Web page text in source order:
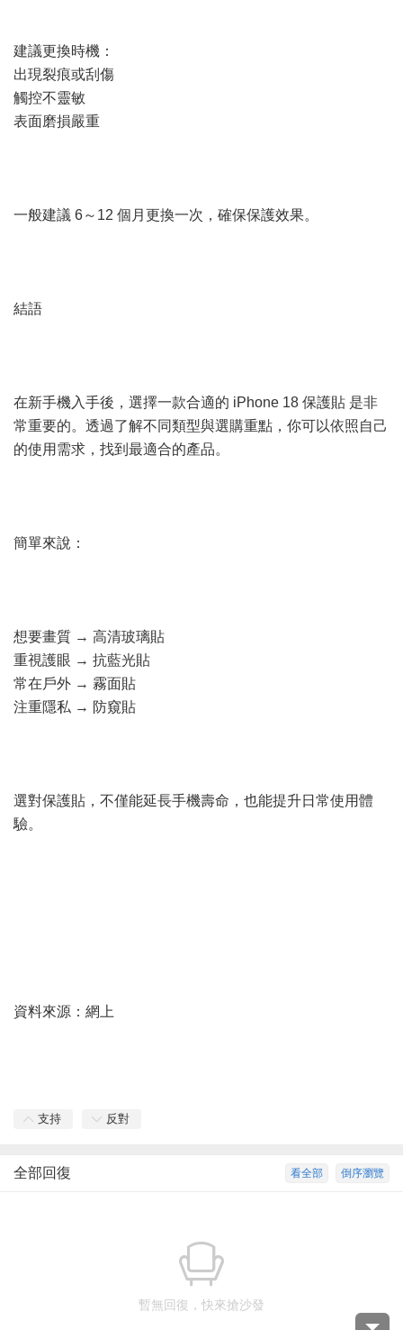
建議更換時機：
出現裂痕或刮傷
觸控不靈敏
表面磨損嚴重
一般建議 6～12 個月更換一次，確保保護效果。
結語
在新手機入手後，選擇一款合適的 iPhone 18 保護貼 是非
常重要的。透過了解不同類型與選購重點，你可以依照自己
的使用需求，找到最適合的產品。
簡單來說：
想要畫質 → 高清玻璃貼
重視護眼 → 抗藍光貼
常在戶外 → 霧面貼
注重隱私 → 防窺貼
選對保護貼，不僅能延長手機壽命，也能提升日常使用體
驗。
資料來源：網上
支持 反對
倒序瀏覽
看全部
全部回復
暫無回復，快來搶沙發